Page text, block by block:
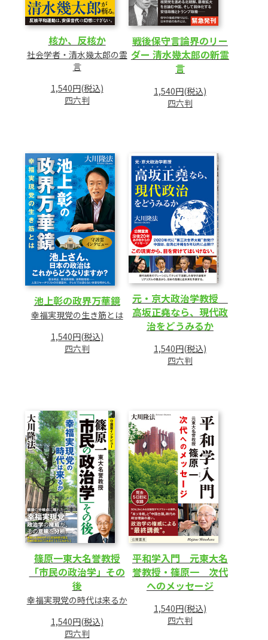
核か、反核か
社会学者・清水幾太郎の霊
言
1,540円(税込)
四六判
戦後保守言論界のリー
ダー 清水幾太郎の新霊
言
1,540円(税込)
四六判
池上彰の政界万華鏡
幸福実現党の生き筋とは
1,540円(税込)
四六判
元・京大政治学教授
高坂正堯なら、現代政
治をどうみるか
1,540円(税込)
四六判
篠原一東大名誉教授
「市民の政治学」その
後
幸福実現党の時代は来るか
1,540円(税込)
四六判
平和学入門 元東大名
誉教授・篠原一 次代
へのメッセージ
1,540円(税込)
四六判